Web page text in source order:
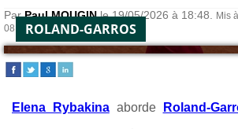
ParPaul MOUGINle 19/05/2026 à 18:48.
Mis
08:06.ROLAND-GARROS
Elena Rybakinaaborde Roland-